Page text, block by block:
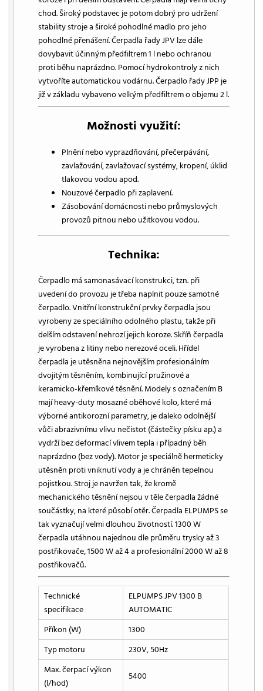
chod. Široký podstavec je potom dobrý pro udržení
stability stroje a široké pohodlné madlo pro jeho
pohodlné přenášení. Čerpadla řady JPV lze dále
dovybavit účinným předfiltrem 1 l nebo ochranou
proti běhu naprázdno. Pomocí hydrokontroly z nich
vytvoříte automatickou vodárnu. Čerpadlo řady JPP je
již v základu vybaveno velkým předfiltrem o objemu 2 l.
Možnosti využití:
Plnění nebo vyprazdňování, přečerpávání,
zavlažování, zavlažovací systémy, kropení, úklid
tlakovou vodou apod.
Nouzové čerpadlo při zaplavení.
Zásobování domácnosti nebo průmyslových
provozů pitnou nebo užitkovou vodou.
Technika:
Čerpadlo má samonasávací konstrukci, tzn. při
uvedení do provozu je třeba naplnit pouze samotné
čerpadlo. Vnitřní konstrukční prvky čerpadla jsou
vyrobeny ze speciálního odolného plastu, takže při
delším odstavení nehrozí jejich koroze. Skříň čerpadla
je vyrobena z litiny nebo nerezové oceli. Hřídel
čerpadla je utěsněna nejnovějším profesionálním
dvojitým těsněním, kombinující pružinové a
keramicko-křemíkové těsnění. Modely s označením B
mají heavy-duty mosazné oběhové kolo, které má
výborné antikorozní parametry, je daleko odolnější
vůči abrazivnímu vlivu nečistot (částečky písku ap.) a
vydrží bez deformací vlivem tepla i případný běh
naprázdno (bez vody). Motor je speciálně hermeticky
utěsněn proti vniknutí vody a je chráněn tepelnou
pojistkou. Stroj je navržen tak, že kromě
mechanického těsnění nejsou v těle čerpadla žádné
součástky, na které působí otěr. Čerpadla ELPUMPS se
tak vyznačují velmi dlouhou životností. 1300 W
čerpadla utáhnou najednou dle průměru trysky až 3
postřikovače, 1500 W až 4 a profesionální 2000 W až 8
postřikovačů.
Technické
specifikace
ELPUMPS JPV 1300 B
AUTOMATIC
Příkon (W)
1300
Typ motoru
230V, 50Hz
Max. čerpací výkon
(l/hod)
5400